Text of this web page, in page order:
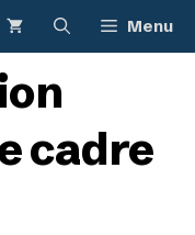
Menu
cadre